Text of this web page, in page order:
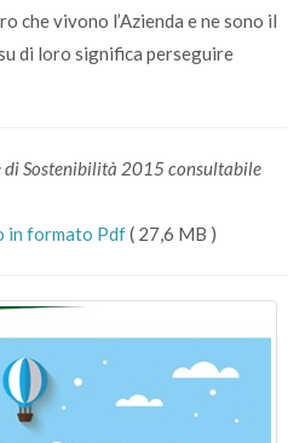
vivono l’Azienda e ne sono il
di loro significa perseguire
di Sostenibilità 2015 consultabile
in formato Pdf( 27,6 MB )